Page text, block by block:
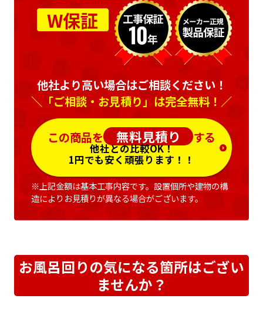
W保証
他社より高い場合はご相談ください！
＼「ご相談・お見積り」は完全無料！／
この商品を 無料見積り する
他社との比較OK！
1円でも安く頑張ります！！
※上記金額は基本工事内容です。設置個所や建物の構
造によりお見積りが異なる場合がございます。
お風呂回りの気になる箇所はござい
ませんか？